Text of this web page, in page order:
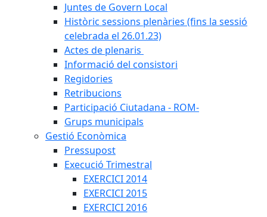
Juntes de Govern Local
Històric sessions plenàries (fins la sessió
celebrada el 26.01.23)
Actes de plenaris
Informació del consistori
Regidories
Retribucions
Participació Ciutadana - ROM-
Grups municipals
Gestió Econòmica
Pressupost
Execució Trimestral
EXERCICI 2014
EXERCICI 2015
EXERCICI 2016